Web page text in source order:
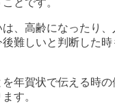
、高齢になったり
難しいと判断した
年賀状で伝える時の
す。